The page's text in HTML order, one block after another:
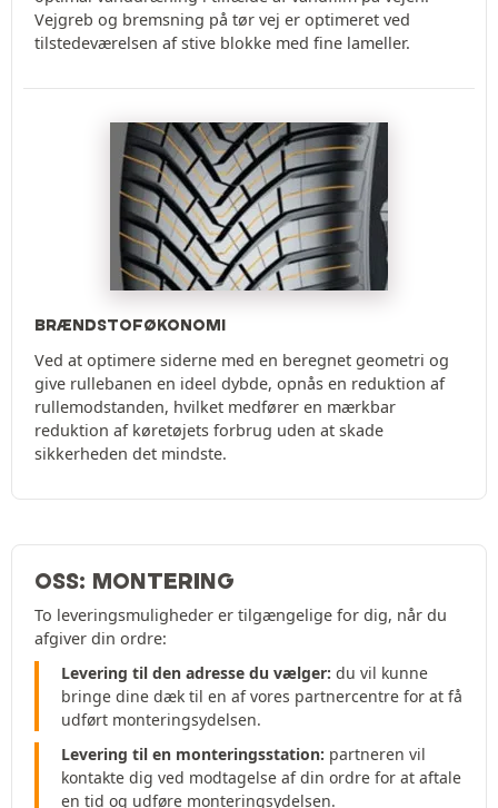
Vejgreb og bremsning på tør vej er optimeret ved
tilstedeværelsen af stive blokke med fine lameller.
BRÆNDSTOFØKONOMI
Ved at optimere siderne med en beregnet geometri og
give rullebanen en ideel dybde, opnås en reduktion af
rullemodstanden, hvilket medfører en mærkbar
reduktion af køretøjets forbrug uden at skade
sikkerheden det mindste.
OSS: MONTERING
To leveringsmuligheder er tilgængelige for dig, når du
afgiver din ordre:
Levering til den adresse du vælger: du vil kunne
bringe dine dæk til en af vores partnercentre for at få
udført monteringsydelsen.
Levering til en monteringsstation: partneren vil
kontakte dig ved modtagelse af din ordre for at aftale
en tid og udføre monteringsydelsen.